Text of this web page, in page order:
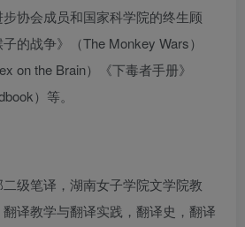
协会成员和国家科学院的终生顾
的战争》（The Monkey Wars）
on the Brain）《下毒者手册》
）等。
级笔译，湖南女子学院文学院教
译教学与翻译实践，翻译史，翻译